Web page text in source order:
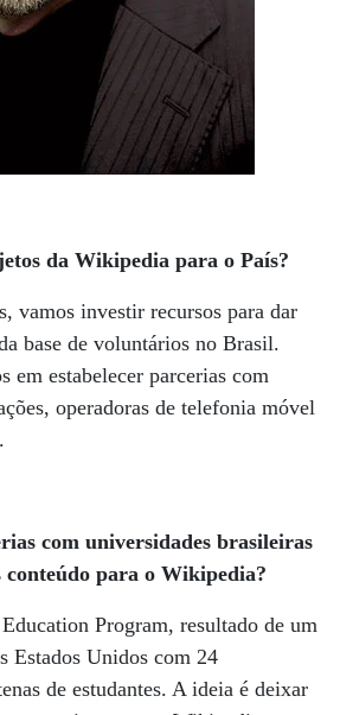
da Wikipedia para o País?
vamos investir recursos para dar
base de voluntários no Brasil.
em estabelecer parcerias com
operadoras de telefonia móvel
com universidades brasileiras
para o Wikipedia?
Program, resultado de um
Estados Unidos com 24
de estudantes. A ideia é deixar